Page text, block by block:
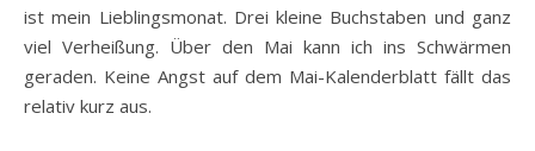
ist mein Lieblingsmonat. Drei kleine Buchstaben und ganz
viel Verheißung. Über den Mai kann ich ins Schwärmen
geraden. Keine Angst auf dem Mai-Kalenderblatt fällt das
relativ kurz aus.